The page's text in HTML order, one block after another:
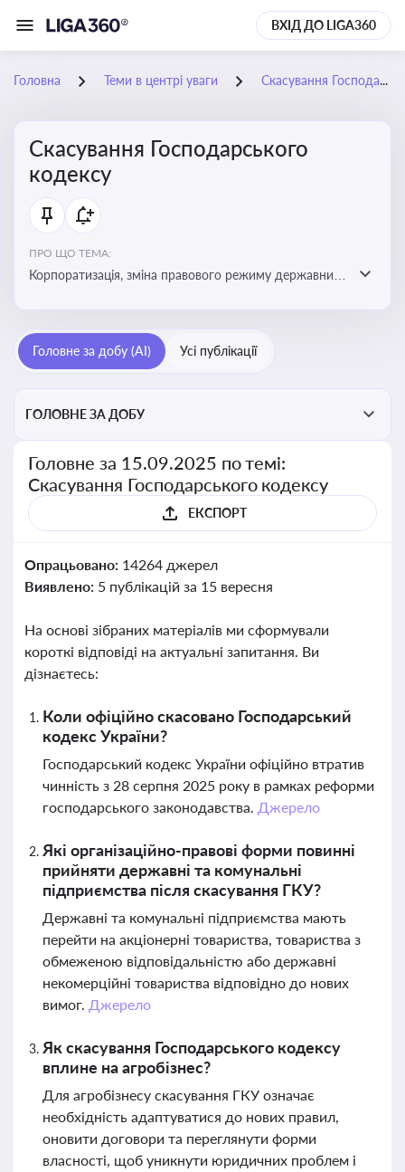
ВХІД ДО LIGA360
Головна Теми в центрі уваги Скасування Господарського кодексу
Скасування Господарського
кодексу
ПРО ЩО ТЕМА:
Корпоратизація, зміна правового режиму державних
форм
Головне за добу (AI) Усі публікації
ГОЛОВНЕ ЗА ДОБУ
Головне за 15.09.2025 по темі:
Скасування Господарського кодексу
ЕКСПОРТ
Опрацьовано: 14264 джерел
Виявлено: 5 публікацій за 15 вересня
На основі зібраних матеріалів ми сформували
короткі відповіді на актуальні запитання. Ви
дізнаєтесь:
Коли офіційно скасовано Господарський
кодекс України?
Господарський кодекс України офіційно втратив
чинність з 28 серпня 2025 року в рамках реформи
господарського законодавства. Джерело
Які організаційно-правові форми повинні
прийняти державні та комунальні
підприємства після скасування ГКУ?
Державні та комунальні підприємства мають
перейти на акціонерні товариства, товариства з
обмеженою відповідальністю або державні
некомерційні товариства відповідно до нових
вимог. Джерело
Як скасування Господарського кодексу
вплине на агробізнес?
Для агробізнесу скасування ГКУ означає
необхідність адаптуватися до нових правил,
оновити договори та переглянути форми
власності, щоб уникнути юридичних проблем і